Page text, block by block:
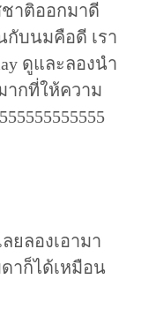
าติออกมาดี
บนมคือดี เรา
ดูและลองนำ
ากที่ให้ความ
ยลองเอามา
าก็ได้เหมือน